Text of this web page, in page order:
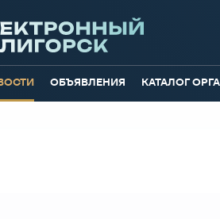
ОБЪЯВЛЕНИЯ КАТАЛОГ